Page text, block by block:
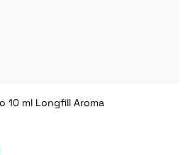
10 ml Longfill Aroma